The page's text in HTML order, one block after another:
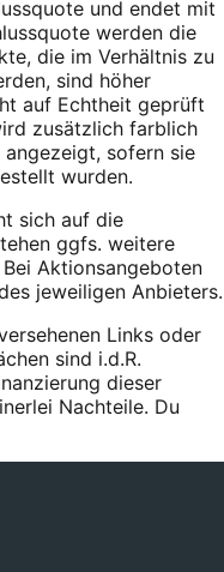
und endet mit
werden die
die im Verhältnis zu
sind höher
auf Echtheit geprüft
zusätzlich farblich
sofern sie
wurden.
sich auf die
ggfs. weitere
Aktionsangeboten
jeweiligen Anbieters.
Links oder
sind i.d.R.
dieser
Nachteile. Du